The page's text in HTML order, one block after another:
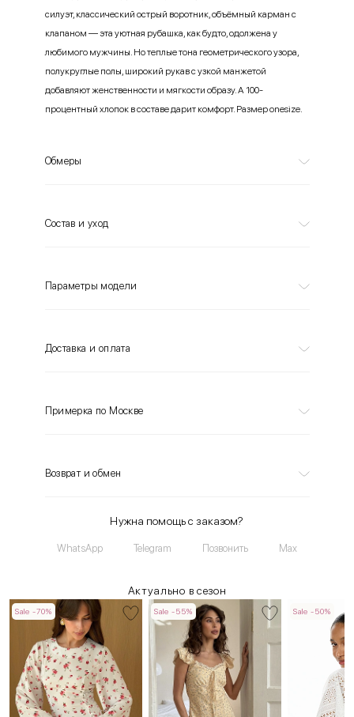
силуэт, классический острый воротник, объёмный карман с
клапаном — эта уютная рубашка, как будто, одолжена у
любимого мужчины. Но теплые тона геометрического узора,
полукруглые полы, широкий рукав с узкой манжетой
добавляют женственности и мягкости образу. А 100-
процентный хлопок в составе дарит комфорт. Размер onesize.
Обмеры
Состав и уход
Параметры модели
Доставка и оплата
Примерка по Москве
Возврат и обмен
Нужна помощь с заказом?
WhatsApp Telegram Позвонить Max
Актуально в сезон
Sale -70% Sale -55% Sale -50%